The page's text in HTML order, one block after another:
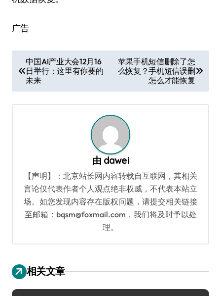
广告
章
导
航
中国AI产业大会12月16
日举行：这里有你要的
未来
苹果手机短信删除了怎
么恢复？手机短信误删
怎么才能恢复
由 dawei
【声明】：北京站长网内容转载自互联网，其相关
言论仅代表作者个人观点绝非权威，不代表本站立
场。如您发现内容存在版权问题，请提交相关链接
至邮箱：bqsm@foxmail.com，我们将及时予以处
理。
相关文章